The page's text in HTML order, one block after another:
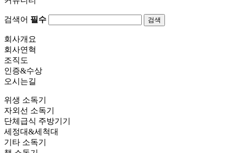
검색어 필수 검색
회사개요
회사연혁
조직도
인증&수상
오시는길
위생 소독기
자외선 소독기
단체급식 주방기기
세정대&세척대
기타 소독기